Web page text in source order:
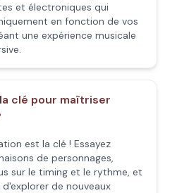
et électroniques qui
en fonction de vos
une expérience musicale
clé pour maîtriser
est la clé ! Essayez
de personnages,
sur le timing et le rythme, et
de nouveaux